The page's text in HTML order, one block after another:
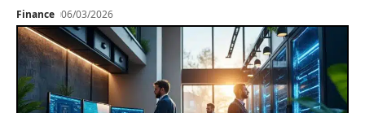
Finance 06/03/2026